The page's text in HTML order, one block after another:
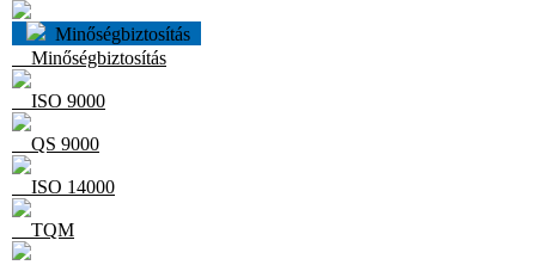
Minőségbiztosítás
Minőségbiztosítás
ISO 9000
QS 9000
ISO 14000
TQM